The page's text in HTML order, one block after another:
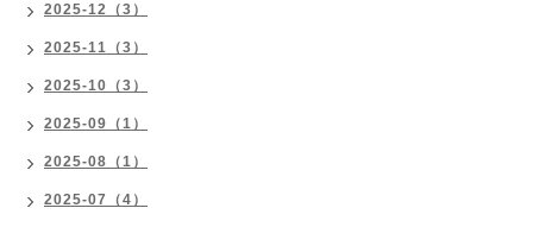
2025-12（3）
2025-11（3）
2025-10（3）
2025-09（1）
2025-08（1）
2025-07（4）